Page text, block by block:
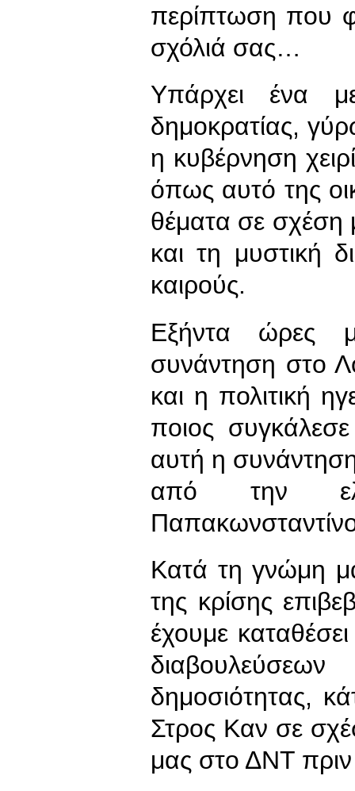
περίπτωση που
σχόλιά σας…
Υπάρχει ένα
δημοκρατίας,
η κυβέρνηση
όπως αυτό της
θέματα σε σχέση
και τη μυστική
καιρούς.
Εξήντα ώρες
συνάντηση στο
και η πολιτική
ποιος
αυτή η
από την
Κατά τη γνώμη
της κρίσης
έχουμε
δημοσιότητας,
Στρος Καν σε
μας στο ΔΝΤ